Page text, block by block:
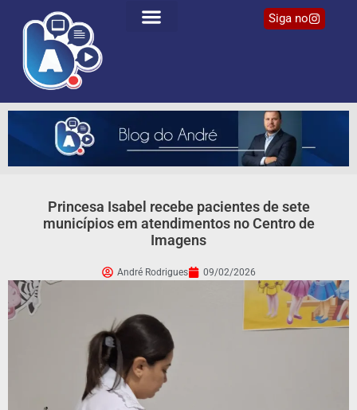
Siga no
Princesa Isabel recebe pacientes de sete
municípios em atendimentos no Centro de
Imagens
André Rodrigues 09/02/2026